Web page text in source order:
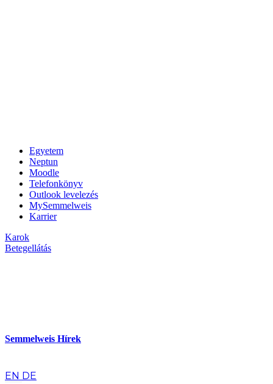
Egyetem
Neptun
Moodle
Telefonkönyv
Outlook levelezés
MySemmelweis
Karrier
Karok
Betegellátás
Semmelweis Hírek
EN DE